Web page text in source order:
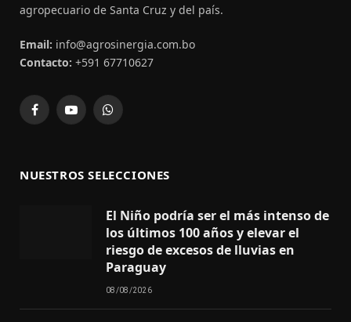
agropecuario de Santa Cruz y del país.
Email: info@agrosinergia.com.bo
Contacto: +591 67710627
FacebookYouTubeWhatsApp
NUESTROS SELECCIONES
El Niño podría ser el más intenso de
los últimos 100 años y elevar el
riesgo de excesos de lluvias en
Paraguay
08/08/2026